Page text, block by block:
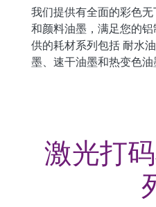
我们提供有全面的彩色无
和颜料油墨，满足您的铝
供的耗材系列包括 耐水
墨、速干油墨和热变色油
激光打